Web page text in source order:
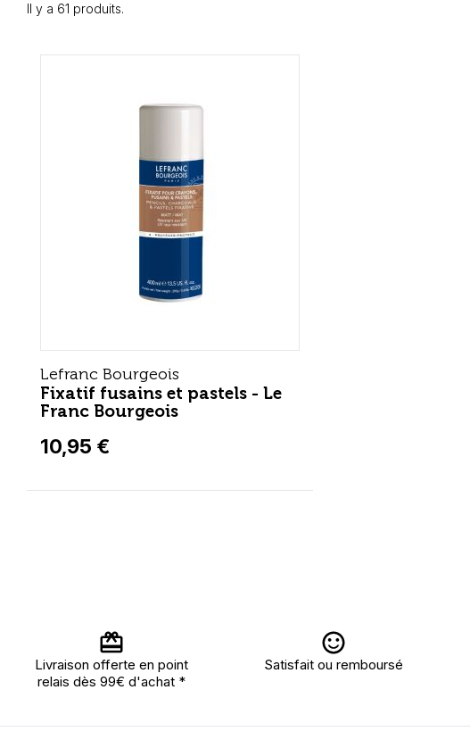
Il y a 61 produits.
Lefranc Bourgeois
Fixatif fusains et pastels - Le
Franc Bourgeois
10,95 €
Livraison offerte en point
relais dès 99€ d'achat *
Satisfait ou remboursé